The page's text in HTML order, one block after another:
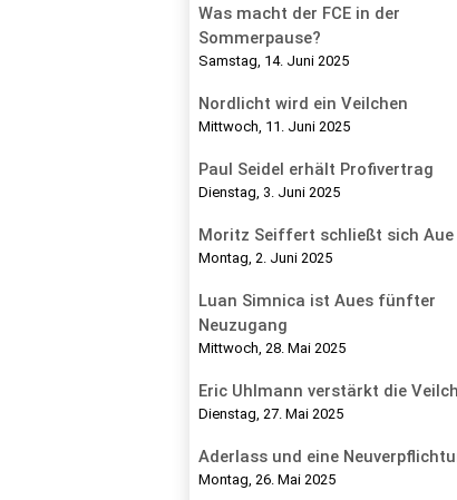
Was macht der FCE in der
Sommerpause?
Samstag, 14. Juni 2025
Nordlicht wird ein Veilchen
Mittwoch, 11. Juni 2025
Paul Seidel erhält Profivertrag
Dienstag, 3. Juni 2025
Moritz Seiffert schließt sich Aue
Montag, 2. Juni 2025
Luan Simnica ist Aues fünfter
Neuzugang
Mittwoch, 28. Mai 2025
Eric Uhlmann verstärkt die
Dienstag, 27. Mai 2025
Aderlass und eine
Montag, 26. Mai 2025